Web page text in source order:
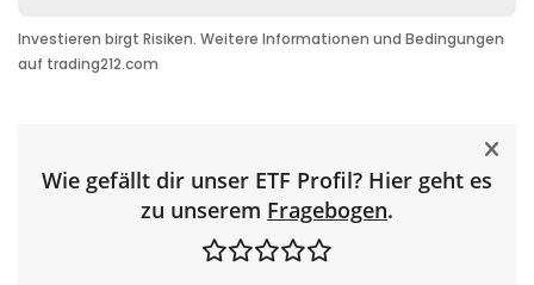
Wie gefällt dir unser ETF Profil? Hier geht es
zu unserem Fragebogen.